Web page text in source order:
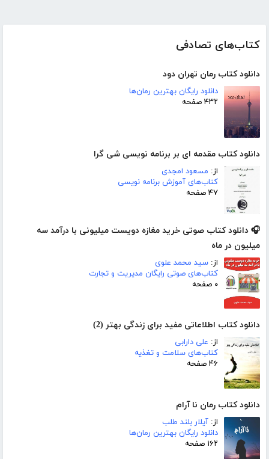
کتاب‌های تصادفی
دانلود کتاب رمان تهران دود
دانلود رایگان بهترین رمان‌ها
۴۳۲ صفحه
دانلود کتاب مقدمه ای بر برنامه نویسی شی گرا
از: مسعود امجدی
کتاب‌های آموزش برنامه نویسی
۴۷ صفحه
🎧 دانلود کتاب صوتی خرید مغازه دویست میلیونی با درآمد سه
میلیون در ماه
از: سید محمد علوی
کتاب‌های صوتی رایگان مدیریت و تجارت
۰ صفحه
دانلود کتاب اطلاعاتی مفید برای زندگی بهتر (2)
از: علی دارابی
کتاب‌های سلامت و تغذیه
۴۶ صفحه
دانلود کتاب رمان نا آرام
از: آیلار بلند طلب
دانلود رایگان بهترین رمان‌ها
۱۶۲ صفحه